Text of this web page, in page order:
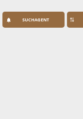
SUCHAGENT